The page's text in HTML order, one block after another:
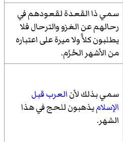
سمي ذا القعدة لقعودهم في
رحالهم عن الغزو والترحال فلا
يطلبون كلأً ولا ميرة على اعتباره
من الأشهر الحُرُم.
سمي بذلك لأنالعرب قبل
الإسلاميذهبون للحج في هذا
الشهر.